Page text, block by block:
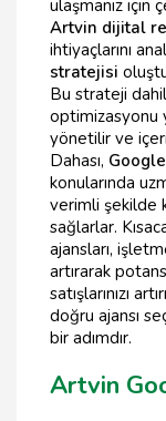
ulaşmanız için
Artvin dijital
ihtiyaçlarını
stratejisi
Bu strateji
optimizasyonu
yönetilir ve
Dahası,
konularında
verimli şekilde
sağlarlar.
ajansları,
artırarak
satışlarınızı
doğru ajansı
bir adımdır.
Artvin